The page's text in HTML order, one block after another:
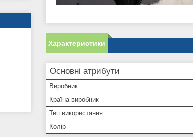
Характеристики
Основні атрибути
Виробник
Країна виробник
Тип використання
Колір